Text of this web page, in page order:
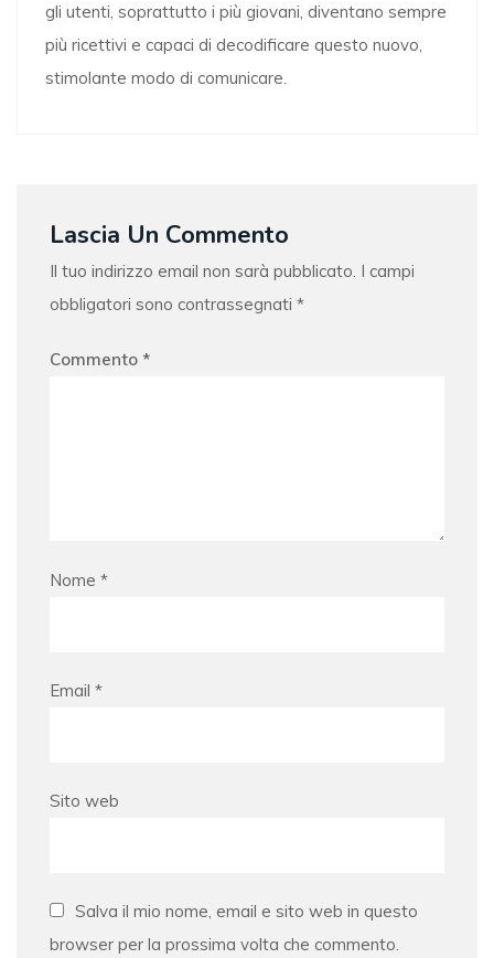
gli utenti, soprattutto i più giovani, diventano sempre
più ricettivi e capaci di decodificare questo nuovo,
stimolante modo di comunicare.
Lascia Un Commento
Il tuo indirizzo email non sarà pubblicato. I campi
obbligatori sono contrassegnati *
Commento *
Nome *
Email *
Sito web
Salva il mio nome, email e sito web in questo
browser per la prossima volta che commento.